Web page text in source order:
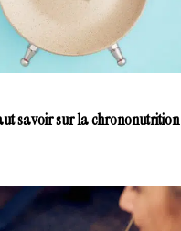
savoir sur la chrononutrition